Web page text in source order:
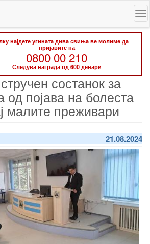
најдете угината дива свиња ве молиме да
пријавите на
0800 00 210
Следува награда од 600 денари
состанок за
од појава на болеста
малите преживари
21.08.2024